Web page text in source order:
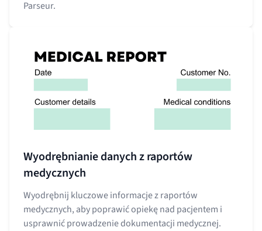
Parseur.
Wyodrębnianie danych z raportów
medycznych
Wyodrębnij kluczowe informacje z raportów
medycznych, aby poprawić opiekę nad pacjentem i
usprawnić prowadzenie dokumentacji medycznej.